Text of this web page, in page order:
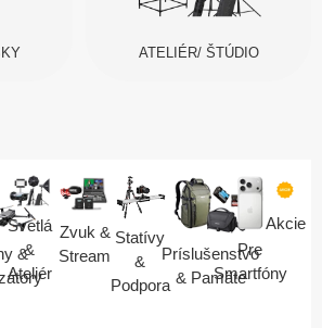
ATELIÉR/ ŠTÚDIO
&
Svetlá
&
Ateliér
Zvuk &
Stream
Statívy
&
Podpora
Príslušenstvo
& Pamäte
Pre
Smartfóny
Akcie